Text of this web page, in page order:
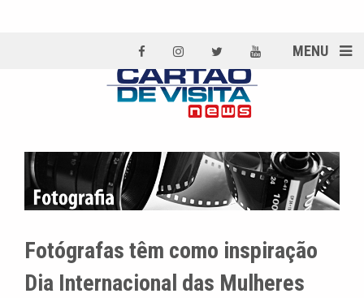
MENU
Fotógrafas têm como inspiração
Dia Internacional das Mulheres